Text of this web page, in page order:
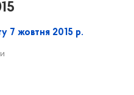
7 жовтня 2015 р.